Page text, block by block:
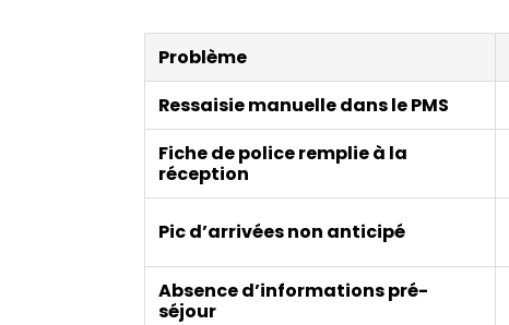
Problème
Ressaisie manuelle dans le PMS
Fiche de police remplie à la
réception
Pic d’arrivées non anticipé
Absence d’informations pré-
séjour